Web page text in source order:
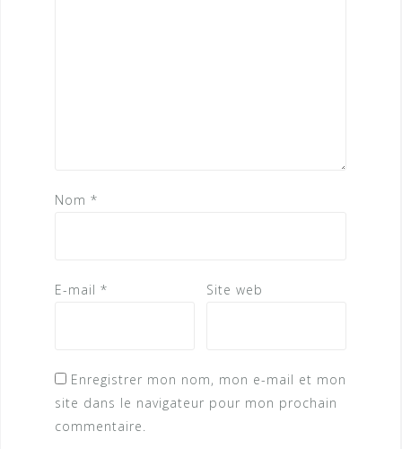
Nom *
E-mail * Site web
Enregistrer mon nom, mon e-mail et mon
site dans le navigateur pour mon prochain
commentaire.